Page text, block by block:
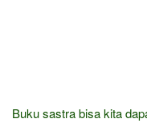
Buku sastra bisa kita